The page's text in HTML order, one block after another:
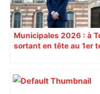
Municipales 2026 : à
sortant en tête au 1er